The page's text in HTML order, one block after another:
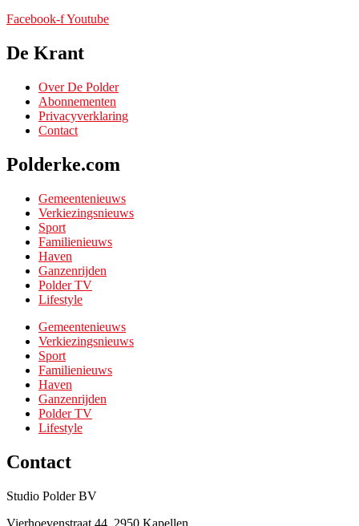
Facebook-fYoutube
De Krant
Over De Polder
Abonnementen
Privacyverklaring
Contact
Polderke.com
Gemeentenieuws
Verkiezingsnieuws
Sport
Familienieuws
Haven
Ganzenrijden
Polder TV
Lifestyle
Gemeentenieuws
Verkiezingsnieuws
Sport
Familienieuws
Haven
Ganzenrijden
Polder TV
Lifestyle
Contact
Studio Polder BV
Vierhoevenstraat 44, 2950 Kapellen